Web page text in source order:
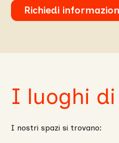
Richiedi
I luoghi
I nostri spazi si trovano: